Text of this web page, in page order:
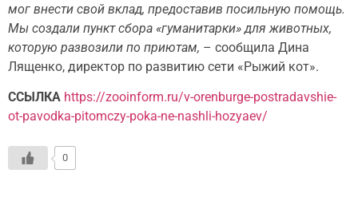
мог внести свой вклад, предоставив посильную помощь.
Мы создали пункт сбора «гуманитарки» для животных,
которую развозили по приютам, – сообщила Дина
Лященко, директор по развитию сети «Рыжий кот».
ССЫЛКА https://zooinform.ru/v-orenburge-postradavshie-
ot-pavodka-pitomczy-poka-ne-nashli-hozyaev/
0